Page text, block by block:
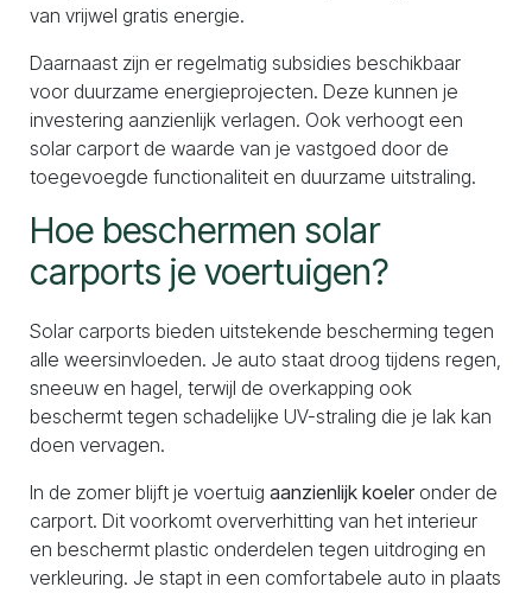
van vrijwel gratis energie.
Daarnaast zijn er regelmatig subsidies beschikbaar
voor duurzame energieprojecten. Deze kunnen je
investering aanzienlijk verlagen. Ook verhoogt een
solar carport de waarde van je vastgoed door de
toegevoegde functionaliteit en duurzame uitstraling.
Hoe beschermen solar
carports je voertuigen?
Solar carports bieden uitstekende bescherming tegen
alle weersinvloeden. Je auto staat droog tijdens regen,
sneeuw en hagel, terwijl de overkapping ook
beschermt tegen schadelijke UV-straling die je lak kan
doen vervagen.
In de zomer blijft je voertuig aanzienlijk koeleronder de
carport. Dit voorkomt oververhitting van het interieur
en beschermt plastic onderdelen tegen uitdroging en
verkleuring. Je stapt in een comfortabele auto in plaats